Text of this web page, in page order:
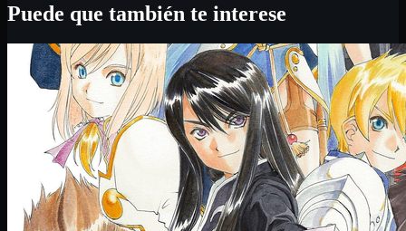
Puede que también te interese